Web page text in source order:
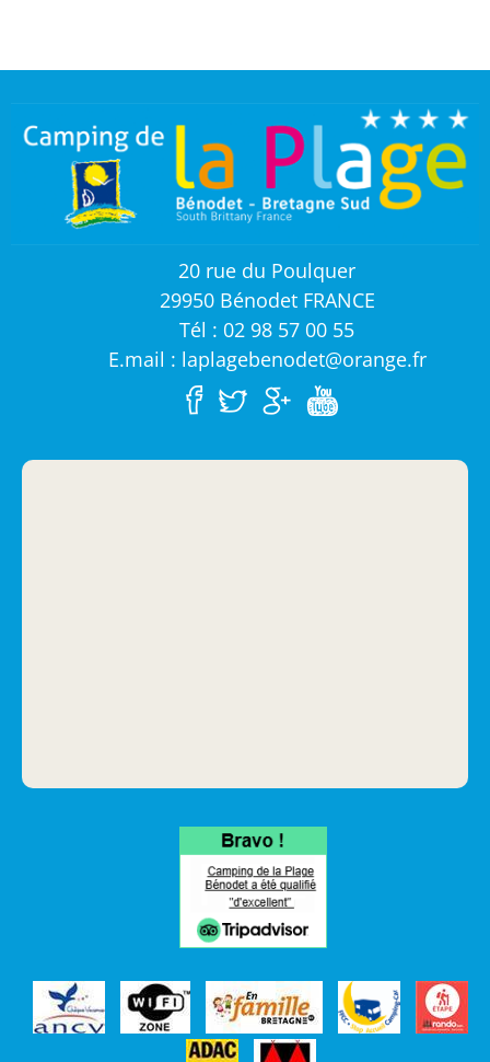
20 rue du Poulquer
29950 Bénodet FRANCE
Tél : 02 98 57 00 55
E.mail : laplagebenodet@orange.fr